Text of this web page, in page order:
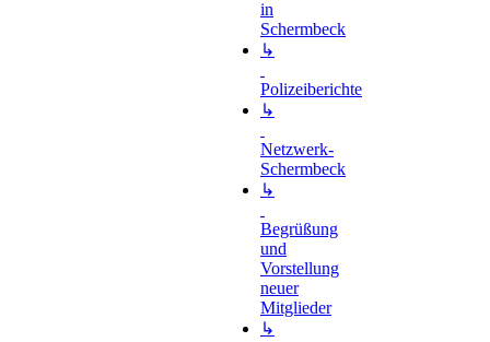
in
Schermbeck
↳
Polizeiberichte
↳
Netzwerk-
Schermbeck
↳
Begrüßung
und
Vorstellung
neuer
Mitglieder
↳